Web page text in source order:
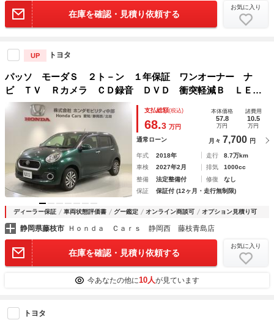
在庫を確認・見積り依頼する
お気に入り
UP トヨタ
パッソ モーダＳ ２ト－ン １年保証 ワンオーナー ナ
ビ ＴＶ Ｒカメラ ＣＤ録音 ＤＶＤ 衝突軽減Ｂ ＬＥＤ
ライト 横滑り防止 アルミ スマートキー 盗難防止装置
整備記録簿 ＡＡＣ Ｗエアバッグ ドアバイザー
支払総額(税込)
68.3 万円
本体価格
57.8
万円
諸費用
10.5
万円
通常ローン 月々 7,700 円
年式 2018年 走行
8.7万km
車検
2027年2月 排気
1000cc
整備
法定整備付 修復
なし
保証
保証付 (12ヶ月・走行無制限)
ディーラー保証 車両状態評価書 グー鑑定 オンライン商談可 オプション見積り可
静岡県藤枝市 Ｈｏｎｄａ Ｃａｒｓ 静岡西 藤枝青島店
在庫を確認・見積り依頼する
お気に入り
今あなたの他に10人が見ています
トヨタ